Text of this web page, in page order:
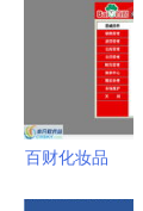
百财化妆品